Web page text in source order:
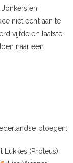
Jonkers en
niet echt aan te
vijfde en laatste
naar een
ploegen:
Lukkes (Proteus)